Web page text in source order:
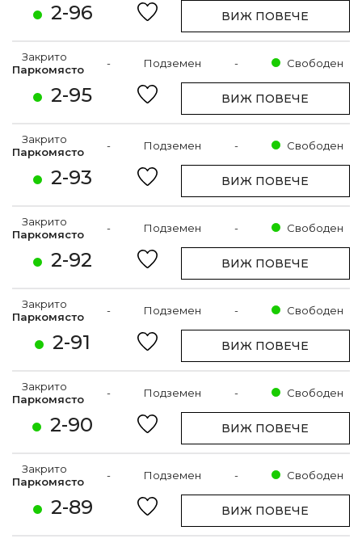
2-96 ВИЖ ПОВЕЧЕ
2-95
Закрито
Паркомясто
- Подземен - Свободен
ВИЖ ПОВЕЧЕ
2-93
Закрито
Паркомясто
- Подземен - Свободен
ВИЖ ПОВЕЧЕ
2-92
Закрито
Паркомясто
- Подземен - Свободен
ВИЖ ПОВЕЧЕ
2-91
Закрито
Паркомясто
- Подземен - Свободен
ВИЖ ПОВЕЧЕ
2-90
Закрито
Паркомясто
- Подземен - Свободен
ВИЖ ПОВЕЧЕ
2-89
Закрито
Паркомясто
- Подземен - Свободен
ВИЖ ПОВЕЧЕ